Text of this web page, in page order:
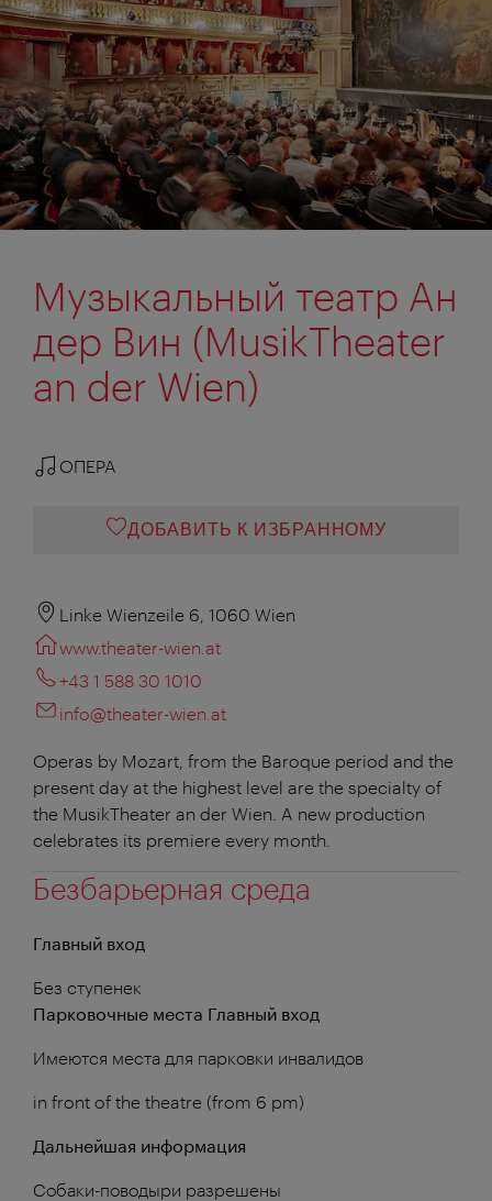
Музыкальный театр Ан
дер Вин (MusikTheater
an der Wien)
ОПЕРА
ДОБАВИТЬ К ИЗБРАННОМУ
Linke Wienzeile 6, 1060 Wien
www.theater-wien.at
+43 1 588 30 1010
info@theater-wien.at
Operas by Mozart, from the Baroque period and the
present day at the highest level are the specialty of
the MusikTheater an der Wien. A new production
celebrates its premiere every month.
Безбарьерная среда
Главный вход
Без ступенек
Парковочные места Главный вход
Имеются места для парковки инвалидов
in front of the theatre (from 6 pm)
Дальнейшая информация
Собаки-поводыри разрешены